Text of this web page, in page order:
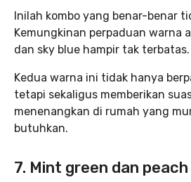
Inilah kombo yang benar-benar
Kemungkinan perpaduan warna
dan sky blue hampir tak terbatas.
Kedua warna ini tidak hanya
tetapi sekaligus memberikan
menenangkan di rumah yang
butuhkan.
7. Mint green dan peach